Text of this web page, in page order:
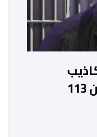
المهرطقين: زيان استفاد من 113